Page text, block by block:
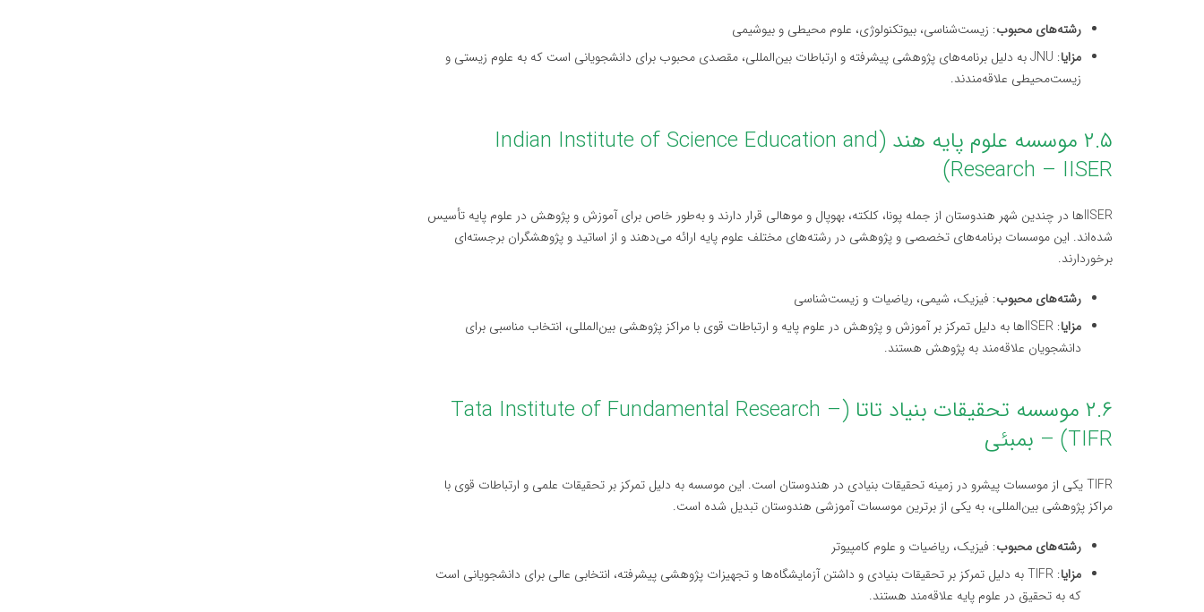
رشته‌های محبوب: زیست‌شناسی، بیوتکنولوژی، علوم محیطی و بیوشیمی
مزایا
: JNU به دلیل برنامه‌های پژوهشی پیشرفته و ارتباطات بین‌المللی، مقصدی محبوب برای دانشجویانی است که به علوم زیستی و
زیست‌محیطی علاقه‌مندند.
۲.۵ موسسه علوم پایه هند (Indian Institute of Science Education and
Research – IISER)
IISERها در چندین شهر هندوستان از جمله پونا، کلکته، بهوپال و موهالی قرار دارند و به‌طور خاص برای آموزش و پژوهش در علوم پایه تأسیس
شده‌اند. این موسسات برنامه‌های تخصصی و پژوهشی در رشته‌های مختلف علوم پایه ارائه می‌دهند و از اساتید و پژوهشگران برجسته‌ای
برخوردارند.
رشته‌های محبوب: فیزیک، شیمی، ریاضیات و زیست‌شناسی
مزایا
: IISERها به دلیل تمرکز بر آموزش و پژوهش در علوم پایه و ارتباطات قوی با مراکز پژوهشی بین‌المللی، انتخاب مناسبی برای
دانشجویان علاقه‌مند به پژوهش هستند.
۲.۶ موسسه تحقیقات بنیاد تاتا (Tata Institute of Fundamental Research –
TIFR) – بمبئی
TIFR یکی از موسسات پیشرو در زمینه تحقیقات بنیادی در هندوستان است. این موسسه به دلیل تمرکز بر تحقیقات علمی و ارتباطات قوی با
مراکز پژوهشی بین‌المللی، به یکی از برترین موسسات آموزشی هندوستان تبدیل شده است.
رشته‌های محبوب: فیزیک، ریاضیات و علوم کامپیوتر
مزایا
: TIFR به دلیل تمرکز بر تحقیقات بنیادی و داشتن آزمایشگاه‌ها و تجهیزات پژوهشی پیشرفته، انتخابی عالی برای دانشجویانی است
که به تحقیق در علوم پایه علاقه‌مند هستند.